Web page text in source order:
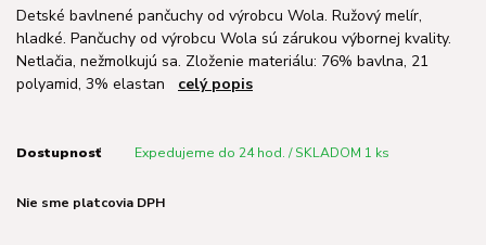
Detské bavlnené pančuchy od výrobcu Wola. Ružový melír,
hladké. Pančuchy od výrobcu Wola sú zárukou výbornej kvality.
Netlačia, nežmolkujú sa. Zloženie materiálu: 76% bavlna, 21
polyamid, 3% elastan celý popis
Dostupnosť Expedujeme do 24 hod. / SKLADOM 1 ks
Nie sme platcovia DPH